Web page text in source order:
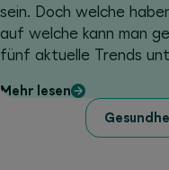
sein. Doch welche
auf welche kann man
fünf aktuelle Trends
Mehr lesen